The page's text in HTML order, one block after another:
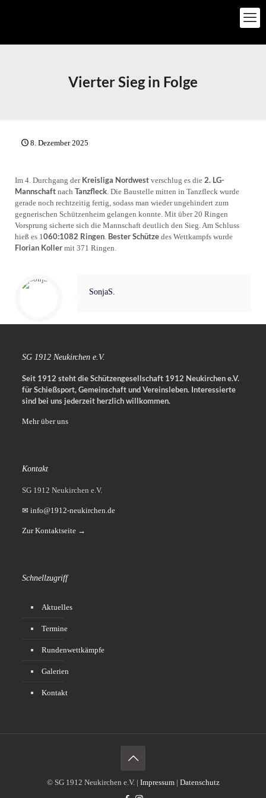
Vierter Sieg in Folge
8. Dezember 2025
Im 4. Durchgang der Kreisliga Nordwest verschlug es die 2. LG-
Mannschaft nach Tanzfleck. Die Baustelle mitten in Tanzfleck wurde
gerade noch rechtzeitig fertig, sodass man wieder ungehindert zum
gegnerischen Schützenheim gelangen konnte. Mit über 20 Ringen
Vorsprung sicherte sich die Mannschaft deutlich den Sieg. Am Schluss
hieß es 1060:1082 Ringen. Bester Schütze des Wettkampfs wurde
Florian Koller mit 371 Ringen.
SonjaS.
SG 1912 Neukirchen e.V.
Seit 1912 steht die Schützengesellschaft 1912 Neukirchen e.V.
für Schießsport, Gemeinschaft und Vereinsleben. Interessierte
sind bei uns jederzeit herzlich willkommen.
Mehr über uns
Kontakt
SG 1912 Neukirchen e.V.
✉ info@1912-neukirchen.de
Zur Kontaktseite →
Schnellzugriff
Aktuelles
Termine
Rundenwettkämpfe
Galerien
Kontakt
© SG 1912 Neukirchen e.V. | Impressum| Datenschutz